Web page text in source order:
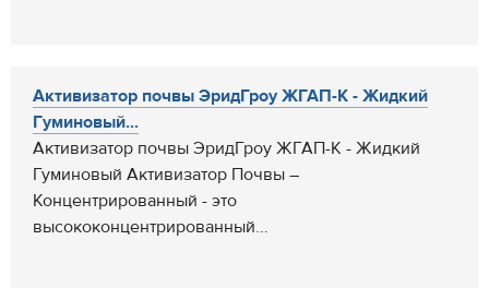
Активизатор почвы ЭридГроу ЖГАП-К - Жидкий
Гуминовый...
Активизатор почвы ЭридГроу ЖГАП-К - Жидкий
Гуминовый Активизатор Почвы –
Концентрированный - это
высококонцентрированный...